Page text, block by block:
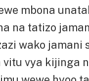
mbona
na tatizo
wako jamani
vya kijinga